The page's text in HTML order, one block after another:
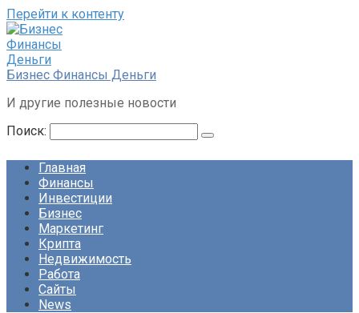
Перейти к контенту
Бизнес Финансы Деньги
И другие полезные новости
Поиск:
Главная
Финансы
Инвестиции
Бизнес
Маркетинг
Крипта
Недвижимость
Работа
Сайты
News